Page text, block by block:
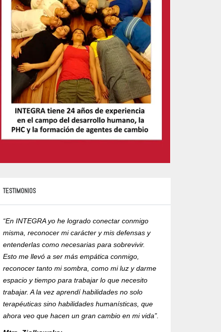
TESTIMONIOS
“En INTEGRA yo he logrado conectar conmigo
misma, reconocer mi carácter y mis defensas y
entenderlas como necesarias para sobrevivir.
Esto me llevó a ser más empática conmigo,
reconocer tanto mi sombra, como mi luz y darme
espacio y tiempo para trabajar lo que necesito
trabajar. A la vez aprendí habilidades no solo
terapéuticas sino habilidades humanísticas, que
ahora veo que hacen un gran cambio en mi vida”.